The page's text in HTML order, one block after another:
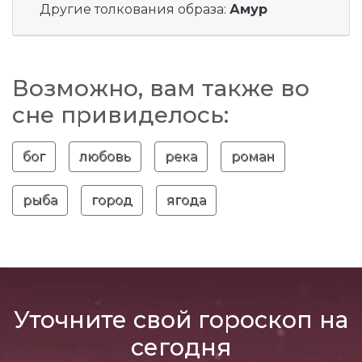
Другие толкования образа: Амур
Возможно, вам также во
сне привиделось:
бог любовь река роман
рыба город ягода
Уточните свой гороскоп на
сегодня